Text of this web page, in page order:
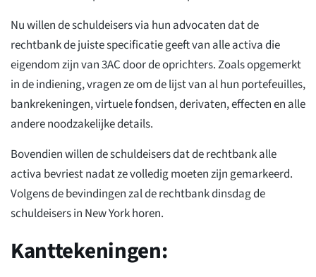
Nu willen de schuldeisers via hun advocaten dat de
rechtbank de juiste specificatie geeft van alle activa die
eigendom zijn van 3AC door de oprichters. Zoals opgemerkt
in de indiening, vragen ze om de lijst van al hun portefeuilles,
bankrekeningen, virtuele fondsen, derivaten, effecten en alle
andere noodzakelijke details.
Bovendien willen de schuldeisers dat de rechtbank alle
activa bevriest nadat ze volledig moeten zijn gemarkeerd.
Volgens de bevindingen zal de rechtbank dinsdag de
schuldeisers in New York horen.
Kanttekeningen: